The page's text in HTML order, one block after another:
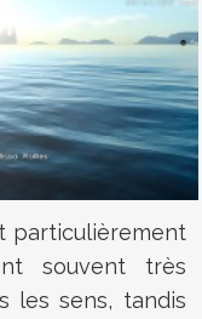
particulièrement
souvent très
les sens, tandis